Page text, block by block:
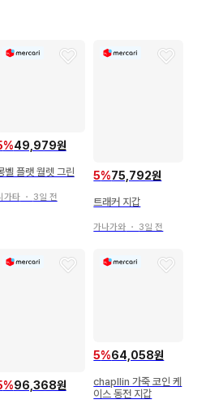
%49,979원
벨 플랫 월렛 그린
가타・ 3일 전
5%75,792원
트래커 지갑
가나가와 ・ 3일 전
%96,368원
5%64,058원
chapllin 가죽 코인 케
이스 동전 지갑